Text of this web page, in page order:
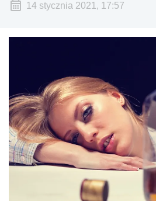
14 stycznia 2021, 17:57